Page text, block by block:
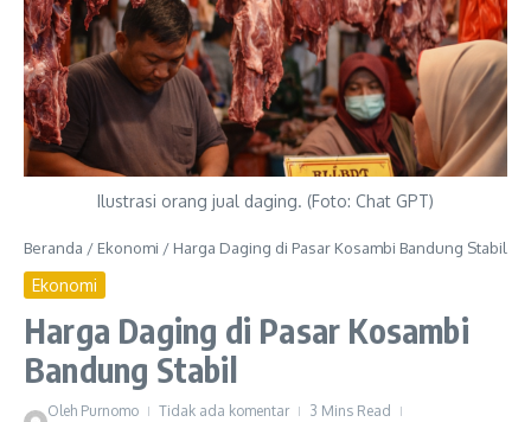
Ilustrasi orang jual daging. (Foto: Chat GPT)
Beranda / Ekonomi / Harga Daging di Pasar Kosambi Bandung Stabil
Ekonomi
Harga Daging di Pasar Kosambi
Bandung Stabil
Oleh Purnomo Tidak ada komentar
3 Mins Read